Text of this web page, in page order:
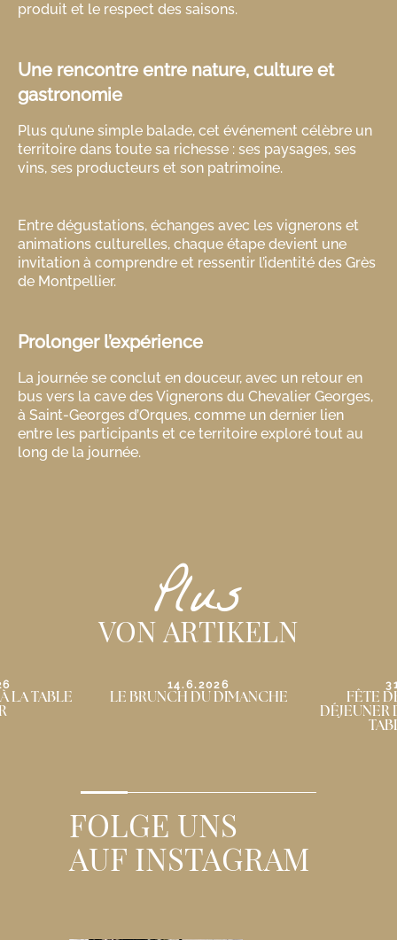
produit et le respect des saisons.
Une rencontre entre nature, culture et
gastronomie
Plus qu’une simple balade, cet événement célèbre un
territoire dans toute sa richesse : ses paysages, ses
vins, ses producteurs et son patrimoine.
Entre dégustations, échanges avec les vignerons et
animations culturelles, chaque étape devient une
invitation à comprendre et ressentir l’identité des Grès
de Montpellier.
Prolonger l’expérience
La journée se conclut en douceur, avec un retour en
bus vers la cave des Vignerons du Chevalier Georges,
à Saint-Georges d’Orques, comme un dernier lien
entre les participants et ce territoire exploré tout au
long de la journée.
Plus
VON ARTIKELN
31.5.2026
FÊTE DES MÈRES : UN
LE
FOLGE UNS
AUF INSTAGRAM